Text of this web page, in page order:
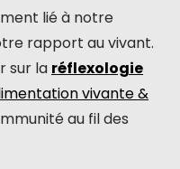
lié à notre
rapport au vivant.
sur la réflexologie
vivante &
au fil des